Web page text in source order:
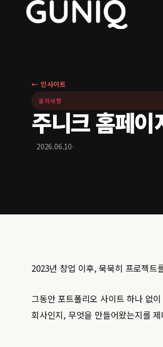
← 인사이트
공지사항
주니크 홈페
2026.06.10·
2023년 창업 이후, 묵묵히 프로젝트
그동안 포트폴리오 사이트 하나 없
회사인지, 무엇을 만들어왔는지를